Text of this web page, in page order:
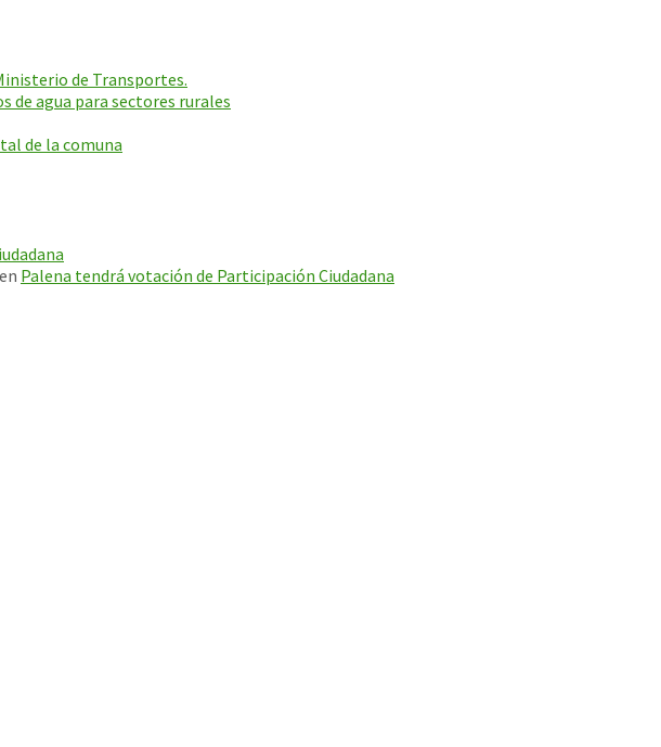
de Transportes.
de agua para sectores rurales
de la comuna
en Palena tendrá votación de Participación Ciudadana